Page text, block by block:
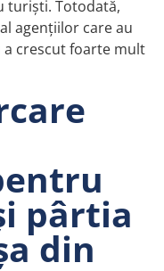
turiști. Totodată,
agențiilor care au
crescut foarte mult
pârtia
din